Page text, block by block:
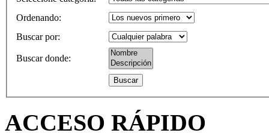
Ordenando:
Buscar por:
Buscar donde:
ACCESO RÁPIDO